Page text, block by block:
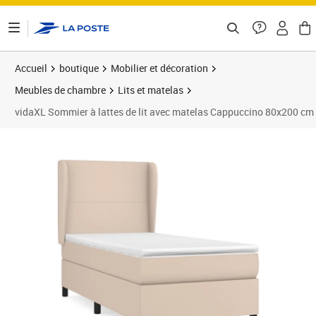
Accueil boutique
Mobilier et décoration
Meubles de chambre
Lits et matelas
vidaXL Sommier à lattes de lit avec matelas Cappuccino 80x200 cm